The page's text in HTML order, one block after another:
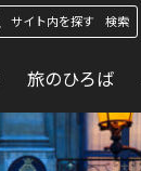
検索
旅のひろば